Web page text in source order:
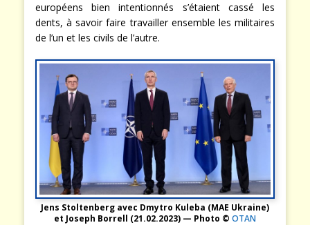
européens bien intentionnés s’étaient cassé les
dents, à savoir faire travailler ensemble les militaires
de l’un et les civils de l’autre.
Jens Stoltenberg avec Dmytro Kuleba (MAE Ukraine)
et Joseph Borrell (21.02.2023) — Photo © OTAN